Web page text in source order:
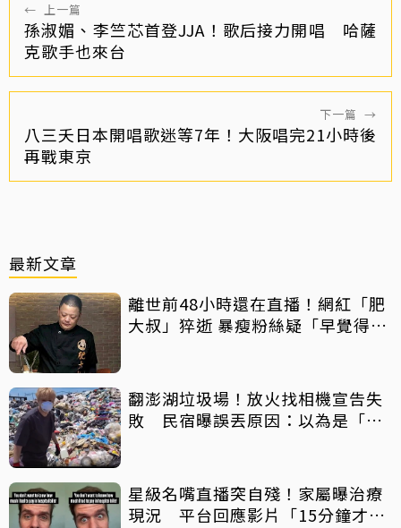
← 上一篇
孫淑媚、李竺芯首登JJA！歌后接力開唱 哈薩
克歌手也來台
下一篇 →
八三夭日本開唱歌迷等7年！大阪唱完21小時後
再戰東京
最新文章
離世前48小時還在直播！網紅「肥
大叔」猝逝 暴瘦粉絲疑「早覺得不
翻澎湖垃圾場！放火找相機宣告失
敗 民宿曝誤丟原因：以為是「按
星級名嘴直播突自殘！家屬曝治療
現況 平台回應影片「15分鐘才下